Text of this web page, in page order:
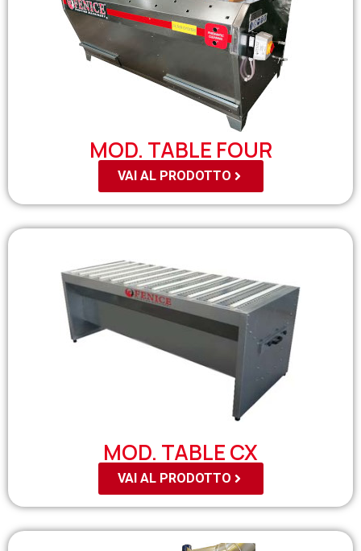
MOD. TABLE FOUR
VAI AL PRODOTTO
MOD. TABLE CX
VAI AL PRODOTTO